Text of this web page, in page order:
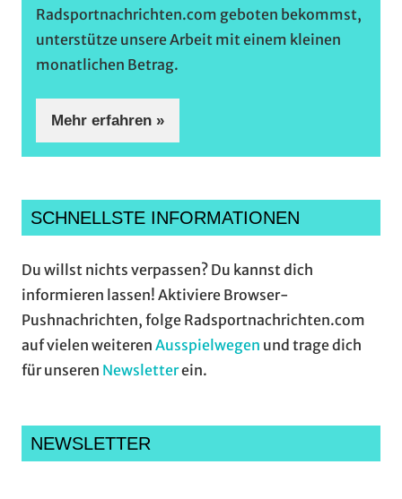
Radsportnachrichten.com geboten bekommst,
unterstütze unsere Arbeit mit einem kleinen
monatlichen Betrag.
Mehr erfahren »
SCHNELLSTE INFORMATIONEN
Du willst nichts verpassen? Du kannst dich
informieren lassen! Aktiviere Browser-
Pushnachrichten, folge Radsportnachrichten.com
auf vielen weiteren Ausspielwegen und trage dich
für unseren Newsletterein.
NEWSLETTER